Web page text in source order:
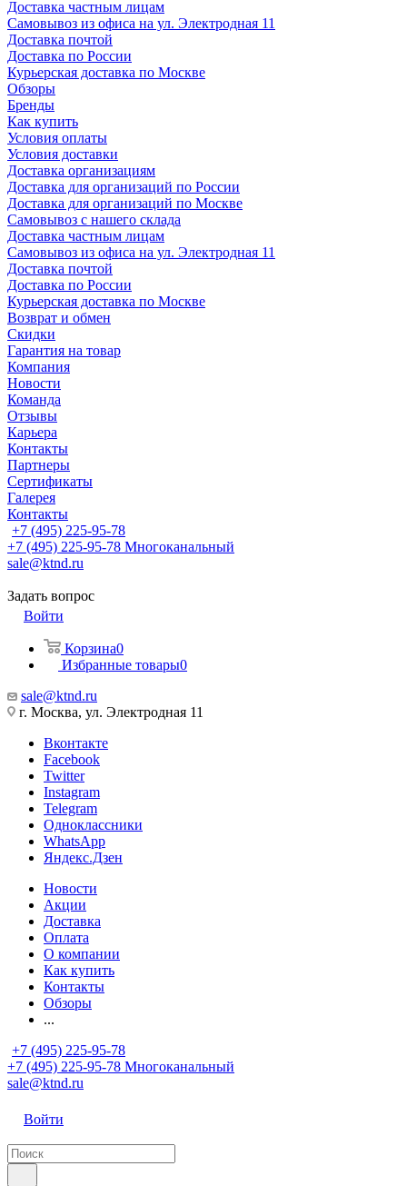
Доставка частным лицам
Самовывоз из офиса на ул. Электродная 11
Доставка почтой
Доставка по России
Курьерская доставка по Москве
Обзоры
Бренды
Как купить
Условия оплаты
Условия доставки
Доставка организациям
Доставка для организаций по России
Доставка для организаций по Москве
Самовывоз с нашего склада
Доставка частным лицам
Самовывоз из офиса на ул. Электродная 11
Доставка почтой
Доставка по России
Курьерская доставка по Москве
Возврат и обмен
Скидки
Гарантия на товар
Компания
Новости
Команда
Отзывы
Карьера
Контакты
Партнеры
Сертификаты
Галерея
Контакты
+7 (495) 225-95-78
+7 (495) 225-95-78 Многоканальный
sale@ktnd.ru
Задать вопрос
Войти
Корзина0
Избранные товары0
sale@ktnd.ru
г. Москва, ул. Электродная 11
Вконтакте
Facebook
Twitter
Instagram
Telegram
Одноклассники
WhatsApp
Яндекс.Дзен
Новости
Акции
Доставка
Оплата
О компании
Как купить
Контакты
Обзоры
...
+7 (495) 225-95-78
+7 (495) 225-95-78 Многоканальный
sale@ktnd.ru
Войти